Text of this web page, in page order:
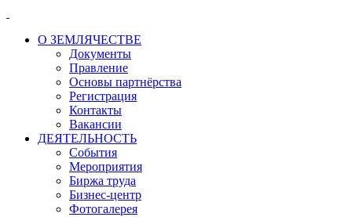
О ЗЕМЛЯЧЕСТВЕ
Документы
Правление
Основы партнёрства
Регистрация
Контакты
Вакансии
ДЕЯТЕЛЬНОСТЬ
События
Мероприятия
Биржа труда
Бизнес-центр
Фотогалерея